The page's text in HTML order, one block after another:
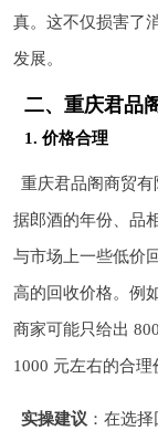
真。这不仅损害了
发展。
二、重庆君品
1. 价格合理
重庆君品阁商贸
据郎酒的年份、品
与市场上一些低价
高的回收价格。例
商家可能只给出
1000 元左右的合理
实操建议 ：在选